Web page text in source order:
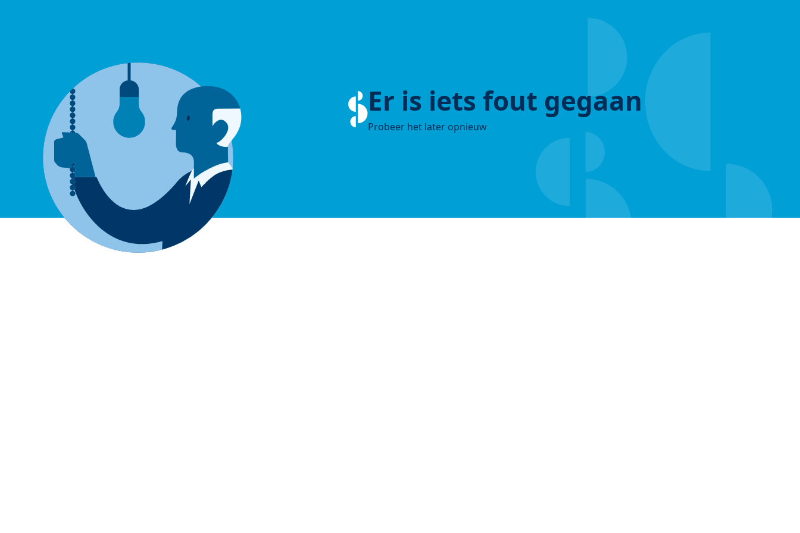
Er is iets fout gegaan
Probeer het later opnieuw